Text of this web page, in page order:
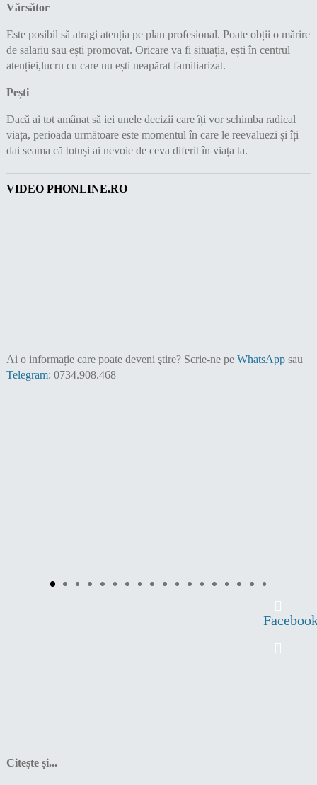
Vărsător
Este posibil să atragi atenția pe plan profesional. Poate obții o mărire
de salariu sau ești promovat. Oricare va fi situația, ești în centrul
atenției,lucru cu care nu ești neapărat familiarizat.
Pești
Dacă ai tot amânat să iei unele decizii care îți vor schimba radical
viața, perioada următoare este momentul în care le reevaluezi și îți
dai seama că totuși ai nevoie de ceva diferit în viața ta.
VIDEO PHONLINE.RO
Ai o informație care poate deveni ştire? Scrie-ne pe WhatsAppsau
Telegram: 0734.908.468
Citește și...